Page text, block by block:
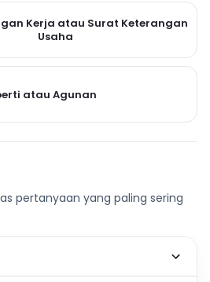
Kerja atau Surat Keterangan
Usaha
atau Agunan
pertanyaan yang paling sering